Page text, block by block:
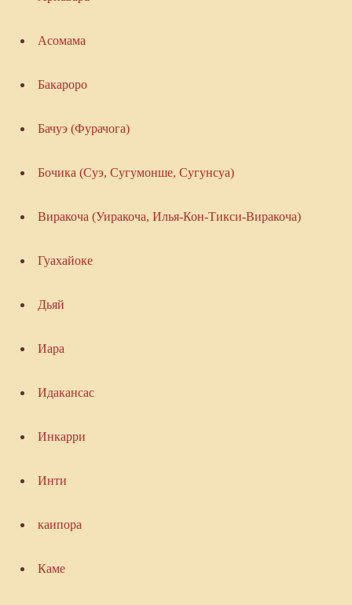
Асомама
Бакароро
Бачуэ (Фурачога)
Бочика (Суэ, Сугумонше, Сугунсуа)
Виракоча (Уиракоча, Илья-Кон-Тикси-Виракоча)
Гуахайоке
Дьяй
Иара
Идакансас
Инкарри
Инти
каипора
Каме